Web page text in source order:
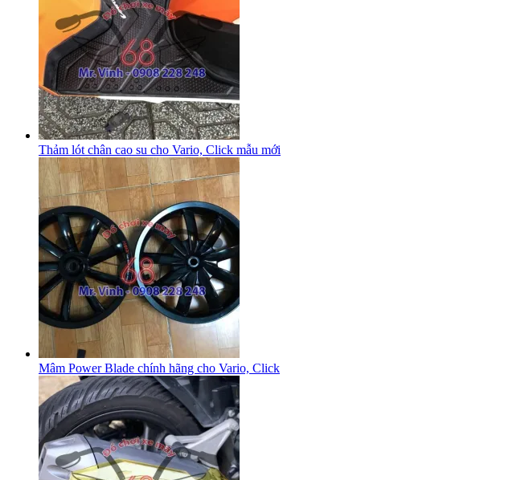
Thảm lót chân cao su cho Vario, Click mẫu mới
Mâm Power Blade chính hãng cho Vario, Click